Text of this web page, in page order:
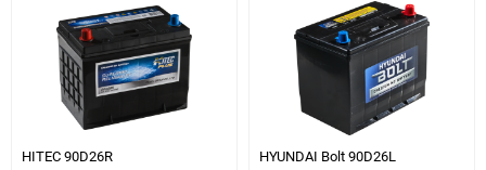
HITEC 90D26R HYUNDAI Bolt 90D26L